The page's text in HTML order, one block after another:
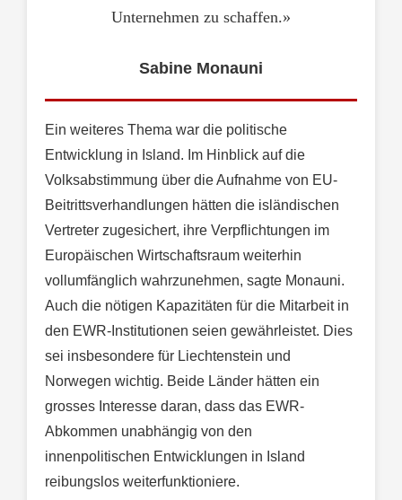
Unternehmen zu schaffen.»
Sabine Monauni
Ein weiteres Thema war die politische
Entwicklung in Island. Im Hinblick auf die
Volksabstimmung über die Aufnahme von EU-
Beitrittsverhandlungen hätten die isländischen
Vertreter zugesichert, ihre Verpflichtungen im
Europäischen Wirtschaftsraum weiterhin
vollumfänglich wahrzunehmen, sagte Monauni.
Auch die nötigen Kapazitäten für die Mitarbeit in
den EWR-Institutionen seien gewährleistet. Dies
sei insbesondere für Liechtenstein und
Norwegen wichtig. Beide Länder hätten ein
grosses Interesse daran, dass das EWR-
Abkommen unabhängig von den
innenpolitischen Entwicklungen in Island
reibungslos weiterfunktioniere.